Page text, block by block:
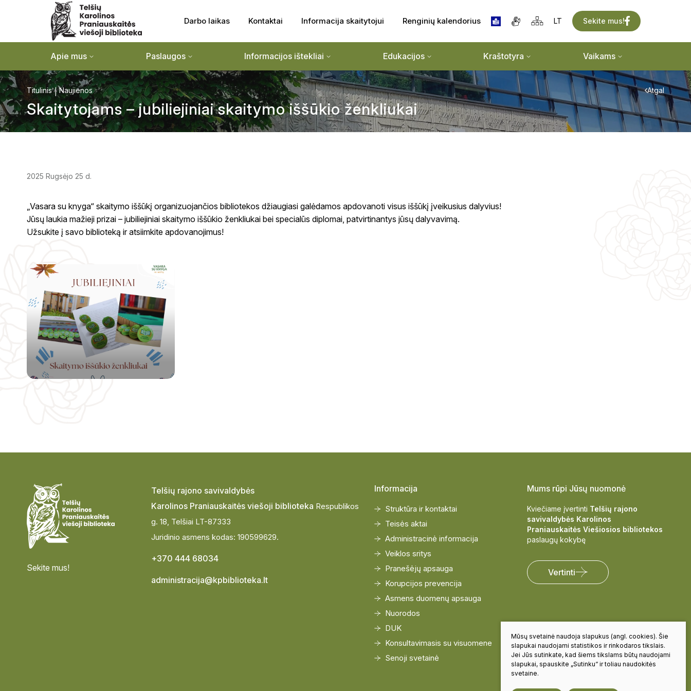
Darbo laikas Kontaktai Informacija skaitytojui Renginių kalendorius LT Sekite mus!
Apie mus Paslaugos Informacijos ištekliai Edukacijos Kraštotyra Vaikams
Titulinis Naujienos Atgal
Skaitytojams – jubiliejiniai skaitymo iššūkio ženkliukai
2025 Rugsėjo 25 d.
„Vasara su knyga“ skaitymo iššūkį organizuojančios bibliotekos džiaugiasi galėdamos apdovanoti visus iššūkį įveikusius dalyvius!
Jūsų laukia mažieji prizai – jubiliejiniai skaitymo iššūkio ženkliukai bei specialūs diplomai, patvirtinantys jūsų dalyvavimą.
Užsukite į savo biblioteką ir atsiimkite apdovanojimus!
Sekite mus!
Telšių rajono savivaldybės
Karolinos Praniauskaitės viešoji biblioteka Respublikos
g. 18, Telšiai LT-87333
Juridinio asmens kodas: 190599629.
+370 444 68034
administracija@kpbiblioteka.lt
Informacija
Struktūra ir kontaktai
Teisės aktai
Administracinė informacija
Veiklos sritys
Pranešėjų apsauga
Korupcijos prevencija
Asmens duomenų apsauga
Nuorodos
DUK
Konsultavimasis su visuomene
Senoji svetainė
Mums rūpi Jūsų nuomonė
Kviečiame įvertinti Telšių rajono
savivaldybės Karolinos
Praniauskaitės Viešiosios bibliotekos
paslaugų kokybę
Vertinti
Mūsų svetainė naudoja slapukus (angl. cookies). Šie
slapukai naudojami statistikos ir rinkodaros tikslais.
Jei Jūs sutinkate, kad šiems tikslams būtų naudojami
slapukai, spauskite „Sutinku“ ir toliau naudokitės
svetaine.